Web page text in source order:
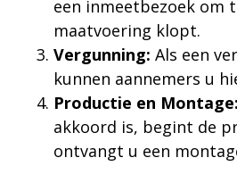
een inmeetbezoek om
maatvoering klopt.
Vergunning: Als een
kunnen aannemers u
Productie en Montage:
akkoord is, begint de
ontvangt u een